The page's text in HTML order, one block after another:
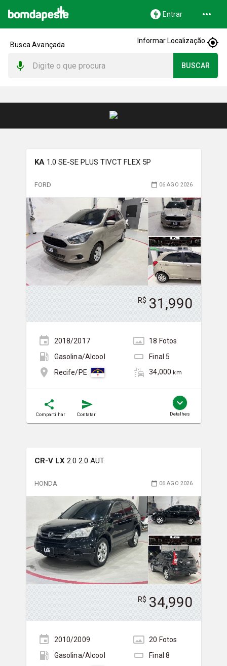
Entrar
Busca Avançada Informar Localização
BUSCAR
KA 1.0 SE-SE PLUS TIVCT FLEX 5P
FORD 06 AGO 2026
R$ 31,990
2018/2017 18 Fotos
Gasolina/Álcool
Final 5
Recife/PE
34,000 km
Compartilhar Contatar Detalhes
CR-V LX 2.0 2.0 AUT.
HONDA 06 AGO 2026
R$ 34,990
2010/2009 20 Fotos
Gasolina/Álcool
Final8